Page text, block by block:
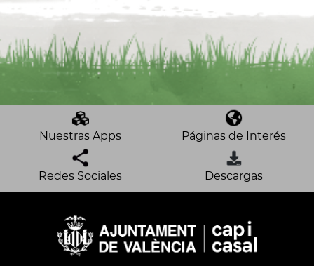
Nuestras Apps Páginas de Interés
Redes Sociales Descargas